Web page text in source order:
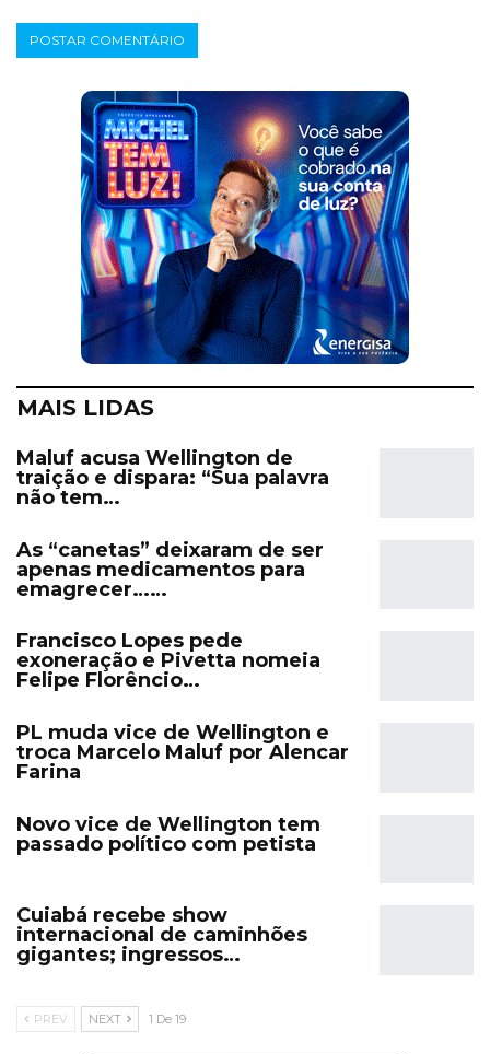
MAIS LIDAS
Maluf acusa Wellington de
traição e dispara: “Sua palavra
não tem…
As “canetas” deixaram de ser
apenas medicamentos para
emagrecer……
Francisco Lopes pede
exoneração e Pivetta nomeia
Felipe Florêncio…
PL muda vice de Wellington e
troca Marcelo Maluf por Alencar
Farina
Novo vice de Wellington tem
passado político com petista
Cuiabá recebe show
internacional de caminhões
gigantes; ingressos…
PREV NEXT 1 De 19